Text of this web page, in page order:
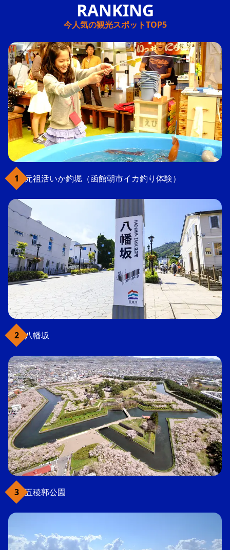
今人気の観光スポットTOP5
元祖活いか釣堀（函館朝市イカ釣り体験）
八幡坂
五稜郭公園